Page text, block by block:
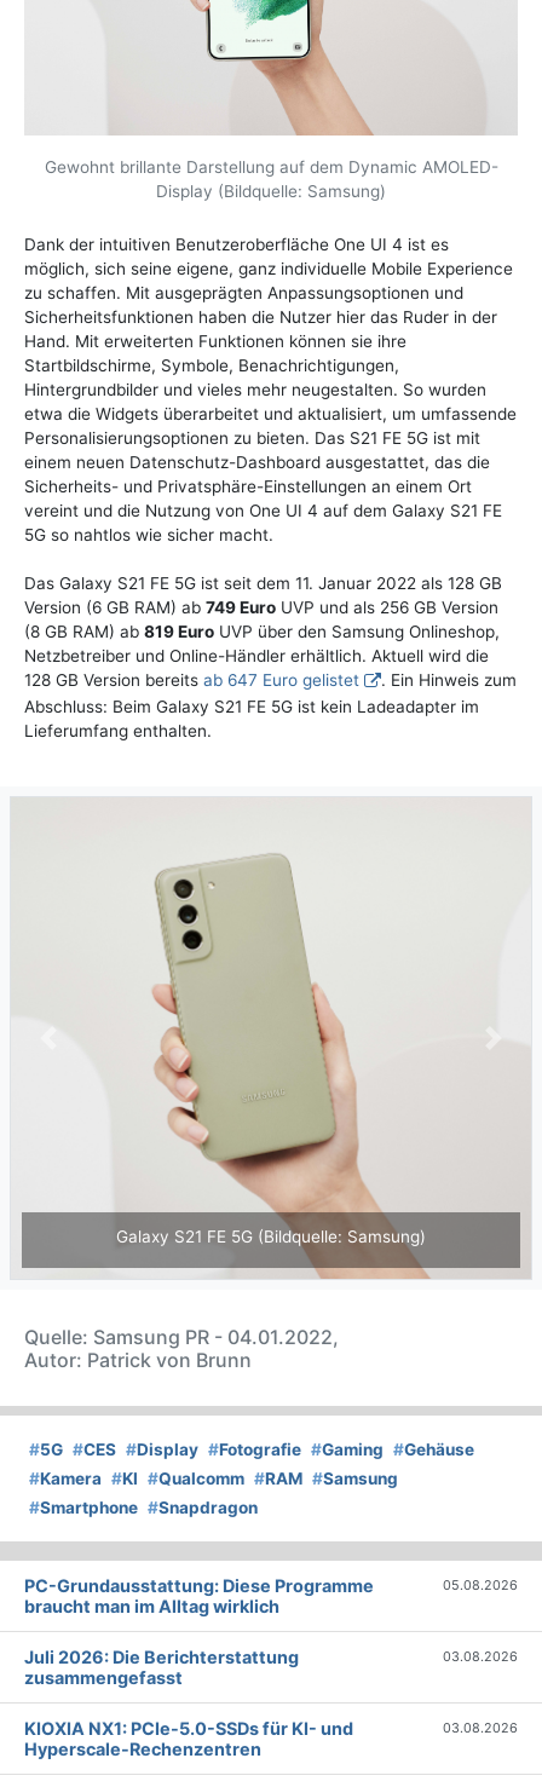
Gewohnt brillante Darstellung auf dem Dynamic AMOLED-
Display (Bildquelle: Samsung)
Dank der intuitiven Benutzeroberfläche One UI 4 ist es
möglich, sich seine eigene, ganz individuelle Mobile Experience
zu schaffen. Mit ausgeprägten Anpassungsoptionen und
Sicherheitsfunktionen haben die Nutzer hier das Ruder in der
Hand. Mit erweiterten Funktionen können sie ihre
Startbildschirme, Symbole, Benachrichtigungen,
Hintergrundbilder und vieles mehr neugestalten. So wurden
etwa die Widgets überarbeitet und aktualisiert, um umfassende
Personalisierungsoptionen zu bieten. Das S21 FE 5G ist mit
einem neuen Datenschutz-Dashboard ausgestattet, das die
Sicherheits- und Privatsphäre-Einstellungen an einem Ort
vereint und die Nutzung von One UI 4 auf dem Galaxy S21 FE
5G so nahtlos wie sicher macht.
Das Galaxy S21 FE 5G ist seit dem 11. Januar 2022 als 128 GB
Version (6 GB RAM) ab 749 Euro UVP und als 256 GB Version
(8 GB RAM) ab 819 Euro UVP über den Samsung Onlineshop,
Netzbetreiber und Online-Händler erhältlich. Aktuell wird die
128 GB Version bereits ab 647 Euro gelistet
. Ein Hinweis zum
Abschluss: Beim Galaxy S21 FE 5G ist kein Ladeadapter im
Lieferumfang enthalten.
Galaxy S21 FE 5G (Bildquelle: Samsung)
Quelle: Samsung PR - 04.01.2022,
Autor: Patrick von Brunn
#5G #CES #Display #Fotografie #Gaming #Gehäuse
#Kamera #KI #Qualcomm #RAM #Samsung
#Smartphone #Snapdragon
PC-Grundausstattung: Diese Programme
braucht man im Alltag wirklich
05.08.2026
Juli 2026: Die Bericht­erstattung
zusammengefasst
03.08.2026
KIOXIA NX1: PCIe-5.0-SSDs für KI- und
Hyperscale-Rechenzentren
03.08.2026